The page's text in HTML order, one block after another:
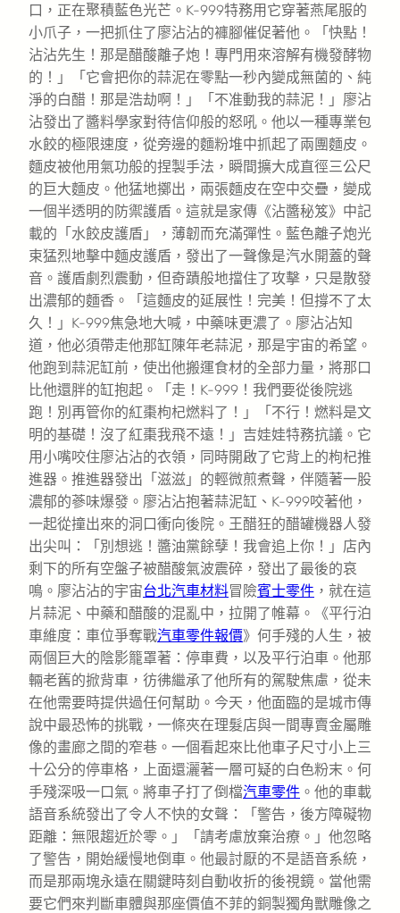
口，正在聚積藍色光芒。K-999特務用它穿著燕尾服的
小爪子，一把抓住了廖沾沾的褲腳催促著他。「快點！
沾沾先生！那是醋酸離子炮！專門用來溶解有機發酵物
的！」「它會把你的蒜泥在零點一秒內變成無菌的、純
淨的白醋！那是浩劫啊！」「不准動我的蒜泥！」廖沾
沾發出了醬料學家對待信仰般的怒吼。他以一種專業包
水餃的極限速度，從旁邊的麵粉堆中抓起了兩團麵皮。
麵皮被他用氣功般的捏製手法，瞬間擴大成直徑三公尺
的巨大麵皮。他猛地擲出，兩張麵皮在空中交疊，變成
一個半透明的防禦護盾。這就是家傳《沾醬秘笈》中記
載的「水餃皮護盾」，薄韌而充滿彈性。藍色離子炮光
束猛烈地擊中麵皮護盾，發出了一聲像是汽水開蓋的聲
音。護盾劇烈震動，但奇蹟般地擋住了攻擊，只是散發
出濃郁的麵香。「這麵皮的延展性！完美！但撐不了太
久！」K-999焦急地大喊，中藥味更濃了。廖沾沾知
道，他必須帶走他那缸陳年老蒜泥，那是宇宙的希望。
他跑到蒜泥缸前，使出他搬運食材的全部力量，將那口
比他還胖的缸抱起。「走！K-999！我們要從後院逃
跑！別再管你的紅棗枸杞燃料了！」「不行！燃料是文
明的基礎！沒了紅棗我飛不遠！」吉娃娃特務抗議。它
用小嘴咬住廖沾沾的衣領，同時開啟了它背上的枸杞推
進器。推進器發出「滋滋」的輕微煎煮聲，伴隨著一股
濃郁的蔘味爆發。廖沾沾抱著蒜泥缸、K-999咬著他，
一起從撞出來的洞口衝向後院。王醋狂的醋罐機器人發
出尖叫：「別想逃！醬油黨餘孽！我會追上你！」店內
剩下的所有空盤子被醋酸氣波震碎，發出了最後的哀
鳴。廖沾沾的宇宙台北汽車材料冒險賓士零件 ，就在這
片蒜泥、中藥和醋酸的混亂中，拉開了帷幕。《平行泊
車維度：車位爭奪戰汽車零件報價》何手殘的人生，被
兩個巨大的陰影籠罩著：停車費，以及平行泊車。他那
輛老舊的掀背車，彷彿繼承了他所有的駕駛焦慮，從未
在他需要時提供過任何幫助。今天，他面臨的是城市傳
說中最恐怖的挑戰，一條夾在理髮店與一間專賣金屬雕
像的畫廊之間的窄巷。一個看起來比他車子尺寸小上三
十公分的停車格，上面還灑著一層可疑的白色粉末。何
手殘深吸一口氣。將車子打了倒檔汽車零件 。他的車載
語音系統發出了令人不快的女聲：「警告，後方障礙物
距離：無限趨近於零。」「請考慮放棄治療。」他忽略
了警告，開始緩慢地倒車。他最討厭的不是語音系統，
而是那兩塊永遠在關鍵時刻自動收折的後視鏡。當他需
要它們來判斷車體與那座價值不菲的銅製獨角獸雕像之